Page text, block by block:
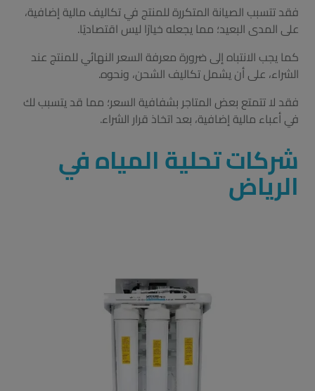
فقد تتسبب الصيانة المتكررة للمنتج في تكاليف مالية إضافية،
على المدى البعيد؛ مما يجعله خيارًا ليس اقتصاديًا.
كما يجب الانتباه إلى ضرورة معرفة السعر النهائي للمنتج عند
الشراء، على أن يشمل تكاليف الشحن، ونحوه.
فقد لا تتمتع بعض المتاجر بشفافية السعر؛ مما قد يتسبب لك
في أعباء مالية إضافية، بعد اتخاذ قرار الشراء.
شركات تحلية المياه في
الرياض